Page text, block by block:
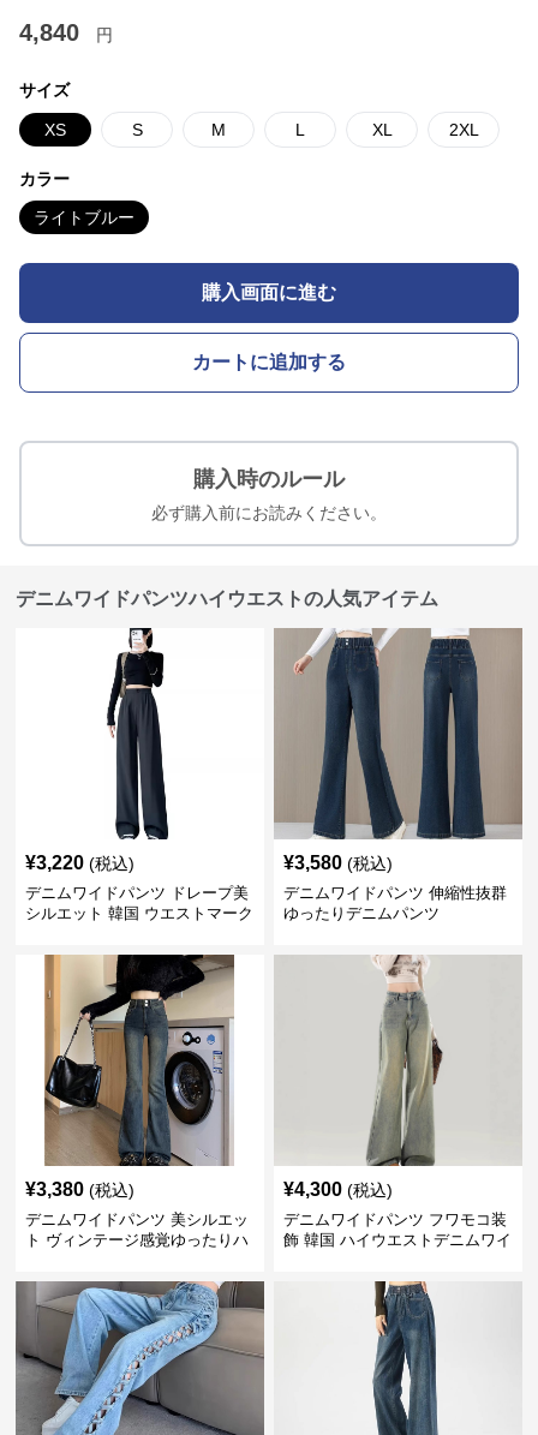
4,840 円
サイズ
XS S M L XL 2XL
カラー
ライトブルー
購入画面に進む
カートに追加する
購入時のルール
必ず購入前にお読みください。
デニムワイドパンツハイウエストの人気アイテム
¥3,220 (税込)
デニムワイドパンツ ドレープ美
シルエット 韓国 ウエストマーク
¥3,580 (税込)
デニムワイドパンツ 伸縮性抜群
ゆったりデニムパンツ
¥3,380 (税込)
デニムワイドパンツ 美シルエッ
ト ヴィンテージ感覚ゆったりハ
¥4,300 (税込)
デニムワイドパンツ フワモコ装
飾 韓国 ハイウエストデニムワイ